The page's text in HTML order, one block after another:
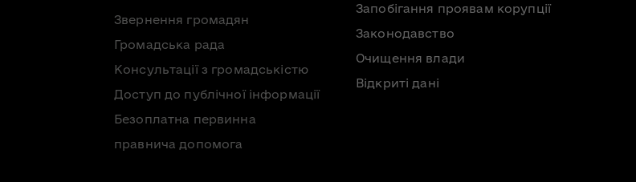
Звернення громадян
Громадська рада
Консультації з громадськістю
Доступ до публічної інформації
Безоплатна первинна
правнича допомога
Запобігання проявам корупції
Законодавство
Очищення влади
Відкриті дані